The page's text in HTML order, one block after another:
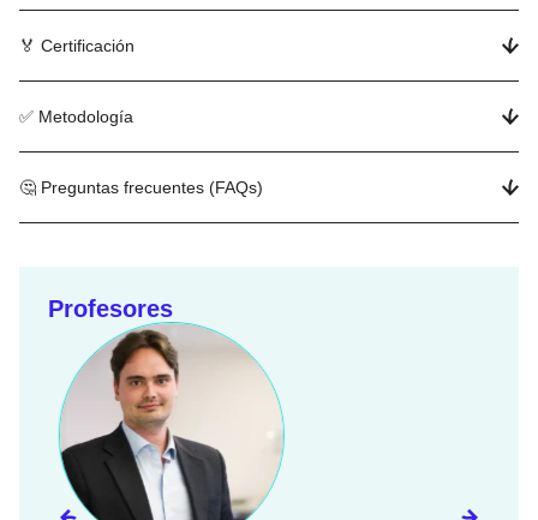
🏅 Certificación
✅ Metodología
🤔 Preguntas frecuentes (FAQs)
Profesores